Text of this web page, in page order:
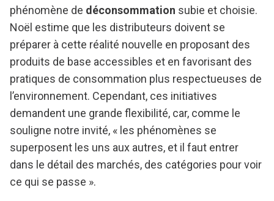
phénomène de déconsommation subie et choisie.
Noël estime que les distributeurs doivent se
préparer à cette réalité nouvelle en proposant des
produits de base accessibles et en favorisant des
pratiques de consommation plus respectueuses de
l’environnement. Cependant, ces initiatives
demandent une grande flexibilité, car, comme le
souligne notre invité, « les phénomènes se
superposent les uns aux autres, et il faut entrer
dans le détail des marchés, des catégories pour voir
ce qui se passe ».